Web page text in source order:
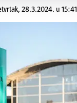
28.3.2024. u 15:41